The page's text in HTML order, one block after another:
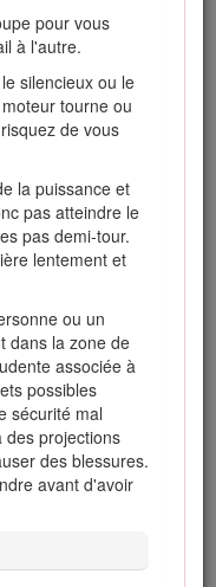
pour vous
à l'autre.
silencieux ou le
tourne ou
de vous
la puissance et
pas atteindre le
pas demi-tour.
lentement et
ou un
dans la zone de
associée à
possibles
sécurité mal
des projections
des blessures.
avant d'avoir
et utilisez des
charger la
ou un camion,
pièce pour
remorque ou un
au moyen de
cordes. Les
être dirigées
la machine.
la sécurité
Toro